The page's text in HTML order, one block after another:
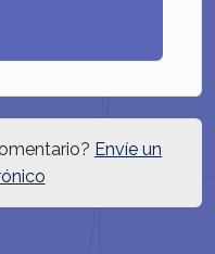
Envíe un